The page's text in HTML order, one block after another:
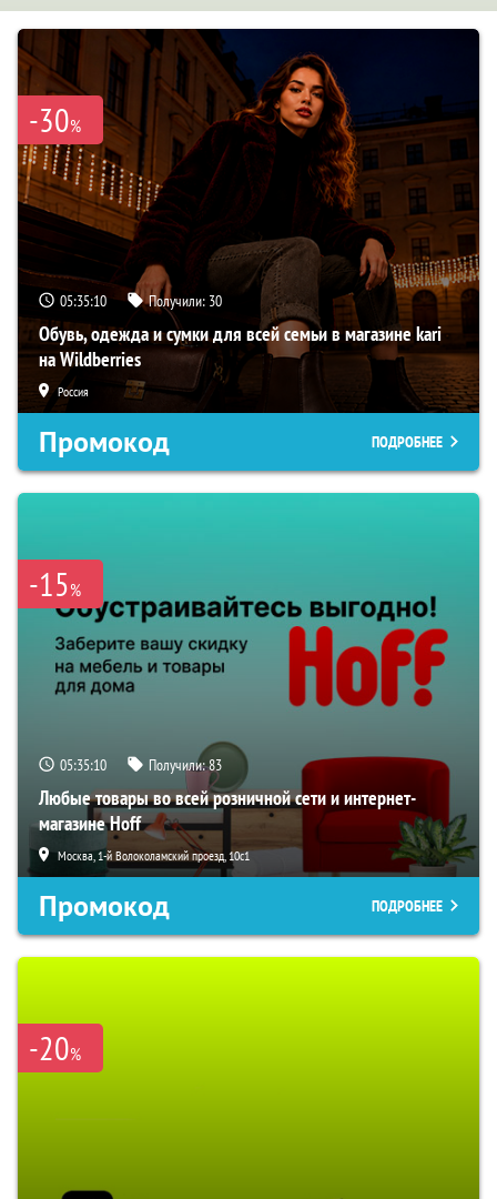
-30%
05:35:10 Получили: 30
Обувь, одежда и сумки для всей семьи в магазине kari
на Wildberries
Россия
Промокод ПОДРОБНЕЕ
-15%
05:35:10 Получили:83
Любые товары во всей розничной сети и интернет-
магазине Hoff
Москва, 1-й Волоколамский проезд, 10с1
Промокод ПОДРОБНЕЕ
-20%